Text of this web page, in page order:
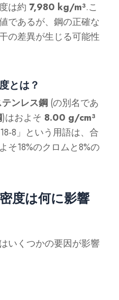
は約 7,980 kg/m³.こ
であるが、鋼の正確な
の差異が生じる可能性
とは？
ンレス鋼 (の別名であ
)はおよそ 8.00 g/cm³
8」という用語は、合
そ18%のクロムと8%の
度は何に影響
いくつかの要因が影響